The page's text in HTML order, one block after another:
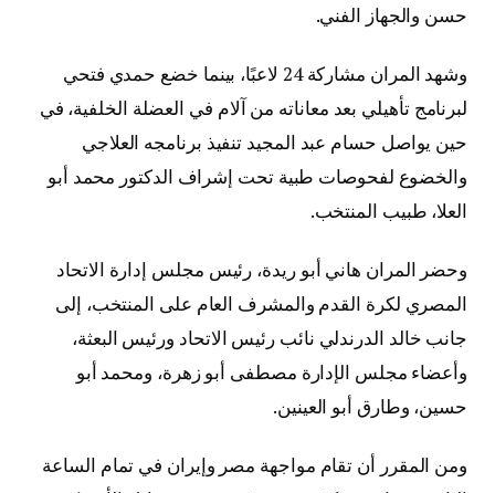
حسن والجهاز الفني.
وشهد المران مشاركة 24 لاعبًا، بينما خضع حمدي فتحي
لبرنامج تأهيلي بعد معاناته من آلام في العضلة الخلفية، في
حين يواصل حسام عبد المجيد تنفيذ برنامجه العلاجي
والخضوع لفحوصات طبية تحت إشراف الدكتور محمد أبو
العلا، طبيب المنتخب.
وحضر المران هاني أبو ريدة، رئيس مجلس إدارة الاتحاد
المصري لكرة القدم والمشرف العام على المنتخب، إلى
جانب خالد الدرندلي نائب رئيس الاتحاد ورئيس البعثة،
وأعضاء مجلس الإدارة مصطفى أبو زهرة، ومحمد أبو
حسين، وطارق أبو العينين.
ومن المقرر أن تقام مواجهة مصر وإيران في تمام الساعة